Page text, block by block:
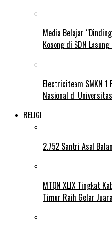
Media Belajar
Kosong di SDN
Electriciteam SMKN 1
Nasional di
RELIGI
2.752 Santri Asal
MTQN XLIX Tingkat
Timur Raih Gelar